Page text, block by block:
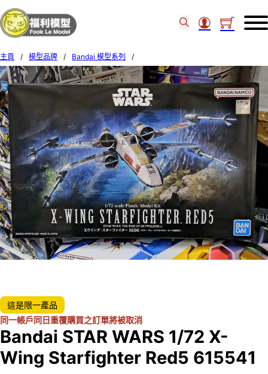
主頁 / 模型品牌 / Bandai 模型系列
/
Bandai STAR WARS 1/72 X-Wing Starfighter Red5 615541
這是限一產品
同一帳戶同日重覆購買之訂單將被取消
Bandai STAR WARS 1/72 X-
Wing Starfighter Red5 615541